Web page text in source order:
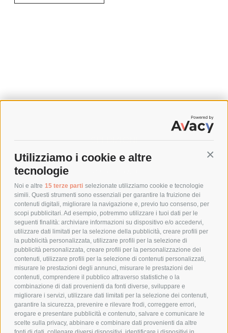
Utilizziamo i cookie e altre
tecnologie
Noi e altre 15 terze parti selezionate utilizziamo cookie e tecnologie
simili. Questi strumenti sono essenziali per garantire la fruizione dei
contenuti digitali, migliorare la navigazione e, previo tuo consenso, per
scopi pubblicitari. Ad esempio, potremmo utilizzare i tuoi dati per le
seguenti finalità: archiviare informazioni su dispositivo e/o accedervi,
utilizzare dati limitati per la selezione della pubblicità, creare profili per
la pubblicità personalizzata, utilizzare profili per la selezione di
pubblicità personalizzata, creare profili per la personalizzazione dei
contenuti, utilizzare profili per la selezione di contenuti personalizzati,
misurare le prestazioni degli annunci, misurare le prestazioni dei
contenuti, comprendere il pubblico attraverso statistiche o la
combinazione di dati provenienti da fonti diverse, sviluppare e
migliorare i servizi, utilizzare dati limitati per la selezione dei contenuti,
garantire la sicurezza, prevenire e rilevare frodi, correggere errori,
erogare e presentare pubblicità e contenuto, salvare e comunicare le
scelte sulla privacy, abbinare e combinare dati provenienti da altre
SPEDIZIONI
COSTI DI SPEDIZIONE
POLITICA DI RESO
POLICY
PRIVACY POLICY
COOKIE POLICY
PAGAMENTI SICURI
AZIENDA
CHI SIAMO